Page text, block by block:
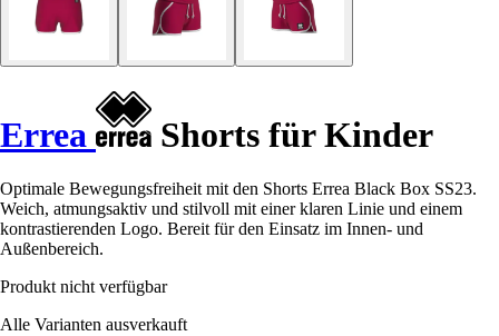
Errea Shorts für Kinder
Optimale Bewegungsfreiheit mit den Shorts Errea Black Box SS23.
Weich, atmungsaktiv und stilvoll mit einer klaren Linie und einem
kontrastierenden Logo. Bereit für den Einsatz im Innen- und
Außenbereich.
Produkt nicht verfügbar
Alle Varianten ausverkauft